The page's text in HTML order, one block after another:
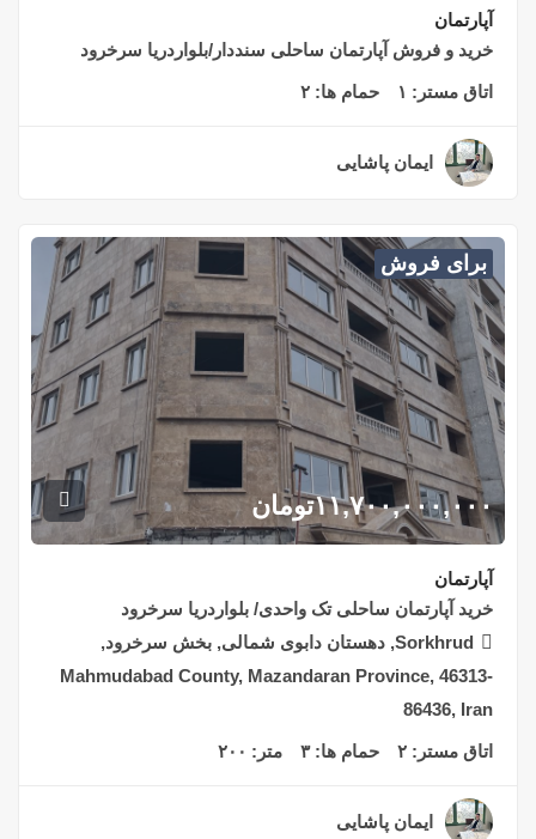
آپارتمان
خرید و فروش آپارتمان ساحلی سنددار/بلواردریا سرخرود
اتاق مستر: ۱ حمام ها: ۲
ایمان پاشایی
برای فروش
۱۱,۷۰۰,۰۰۰,۰۰۰تومان
آپارتمان
خرید آپارتمان ساحلی تک واحدی/ بلواردریا سرخرود
Sorkhrud, دهستان دابوی شمالی, بخش سرخرود,
Mahmudabad County, Mazandaran Province, 46313-
86436, Iran
اتاق مستر: ۲ حمام ها:۳ متر: ۲۰۰
ایمان پاشایی